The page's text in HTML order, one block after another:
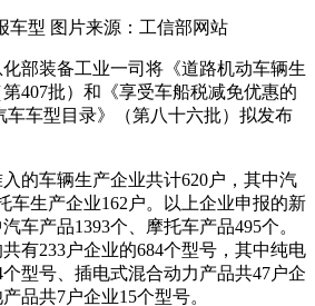
车型 图片来源：工信部网站
部装备工业一司将《道路机动车辆生
407批）和《享受车船税减免优惠的
车车型目录》（第八十六批）拟发布
的车辆生产企业共计620户，其中汽
车生产企业162户。以上企业申报的新
车产品1393个、摩托车产品495个。
有233户企业的684个型号，其中纯电
型号、插电式混合动力产品共47户企
品共7户企业15个型号。